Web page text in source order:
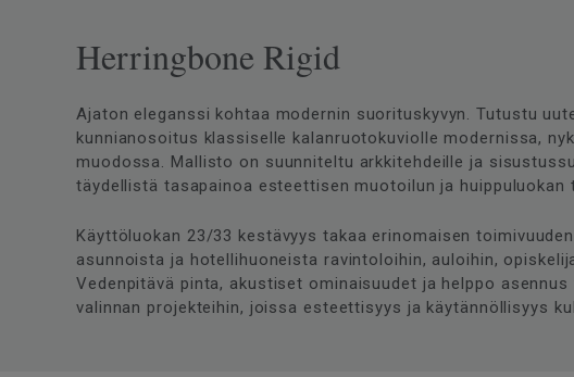
Herringbone Rigid
Ajaton eleganssi kohtaa modernin suorituskyvyn. Tutustu
kunnianosoitus klassiselle kalanruotokuviolle modernissa,
muodossa. Mallisto on suunniteltu arkkitehdeille ja
täydellistä tasapainoa esteettisen muotoilun ja huippuluokan
Käyttöluokan 23/33 kestävyys takaa erinomaisen
asunnoista ja hotellihuoneista ravintoloihin, auloihin,
Vedenpitävä pinta, akustiset ominaisuudet ja helppo
valinnan projekteihin, joissa esteettisyys ja käytännöllisyys